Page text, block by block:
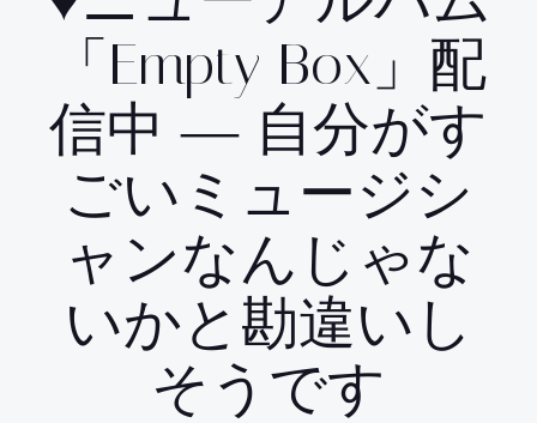
「Empty Box」配
信中 ― 自分がす
ごいミュージシ
ャンなんじゃな
いかと勘違いし
そうです